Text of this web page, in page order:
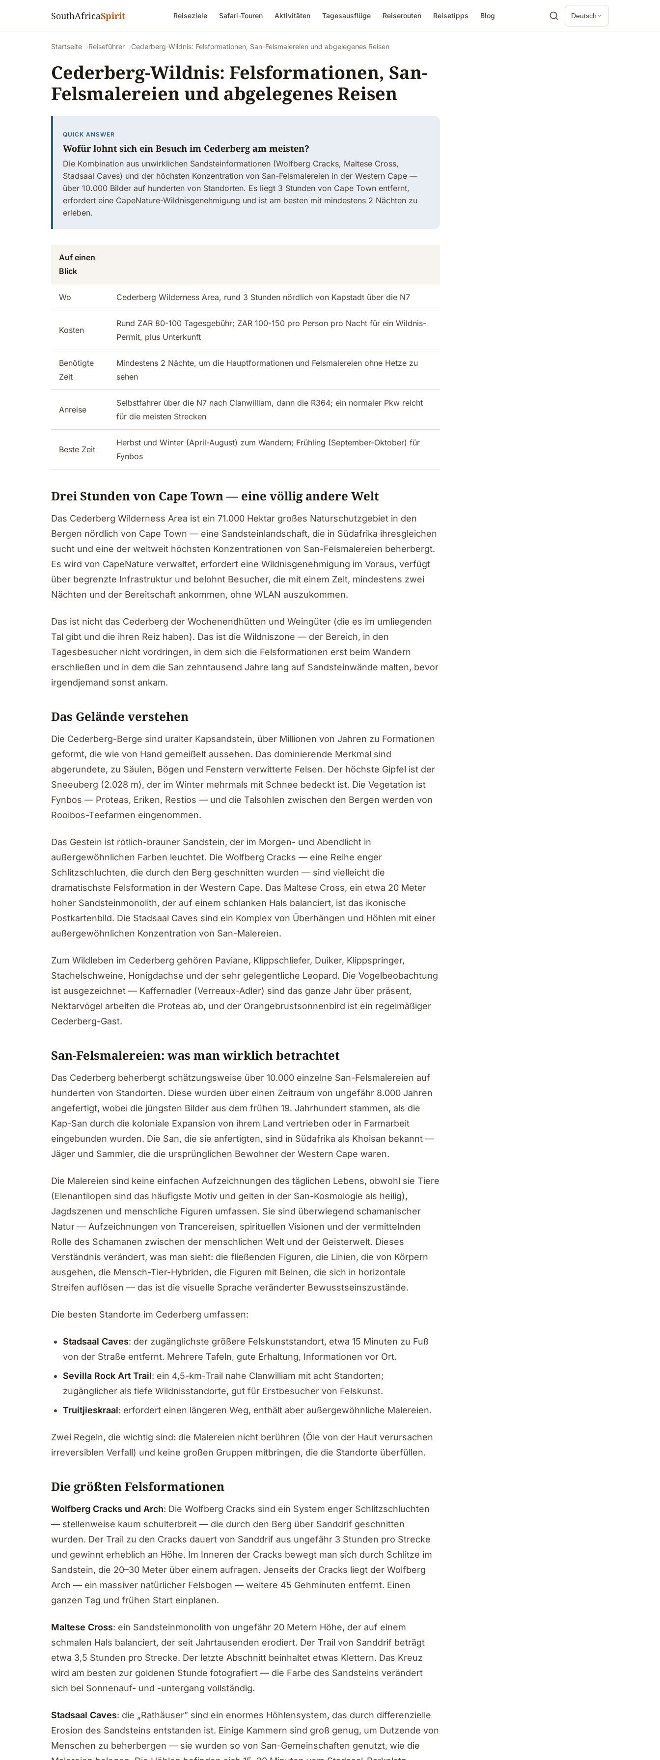
SouthAfricaSpirit Reiseziele Safari-Touren Aktivitäten Tagesausflüge Reiserouten Reisetipps Blog Deutsch
Startseite Reiseführer Cederberg-Wildnis: Felsformationen, San-Felsmalereien und abgelegenes Reisen
Cederberg-Wildnis: Felsformationen, San-
Felsmalereien und abgelegenes Reisen
QUICK ANSWER
Wofür lohnt sich ein Besuch im Cederberg am meisten?
Die Kombination aus unwirklichen Sandsteinformationen (Wolfberg Cracks, Maltese Cross,
Stadsaal Caves) und der höchsten Konzentration von San-Felsmalereien in der Western Cape —
über 10.000 Bilder auf hunderten von Standorten. Es liegt 3 Stunden von Cape Town entfernt,
erfordert eine CapeNature-Wildnisgenehmigung und ist am besten mit mindestens 2 Nächten zu
erleben.
Auf einen
Blick
Wo Cederberg Wilderness Area, rund 3 Stunden nördlich von Kapstadt über die N7
Kosten
Rund ZAR 80-100 Tagesgebühr; ZAR 100-150 pro Person pro Nacht für ein Wildnis-
Permit, plus Unterkunft
Benötigte
Zeit
Mindestens 2 Nächte, um die Hauptformationen und Felsmalereien ohne Hetze zu
sehen
Anreise
Selbstfahrer über die N7 nach Clanwilliam, dann die R364; ein normaler Pkw reicht
für die meisten Strecken
Beste Zeit
Herbst und Winter (April-August) zum Wandern; Frühling (September-Oktober) für
Fynbos
Drei Stunden von Cape Town — eine völlig andere Welt
Das Cederberg Wilderness Area ist ein 71.000 Hektar großes Naturschutzgebiet in den
Bergen nördlich von Cape Town — eine Sandsteinlandschaft, die in Südafrika ihresgleichen
sucht und eine der weltweit höchsten Konzentrationen von San-Felsmalereien beherbergt.
Es wird von CapeNature verwaltet, erfordert eine Wildnisgenehmigung im Voraus, verfügt
über begrenzte Infrastruktur und belohnt Besucher, die mit einem Zelt, mindestens zwei
Nächten und der Bereitschaft ankommen, ohne WLAN auszukommen.
Das ist nicht das Cederberg der Wochenendhütten und Weingüter (die es im umliegenden
Tal gibt und die ihren Reiz haben). Das ist die Wildniszone — der Bereich, in den
Tagesbesucher nicht vordringen, in dem sich die Felsformationen erst beim Wandern
erschließen und in dem die San zehntausend Jahre lang auf Sandsteinwände malten, bevor
irgendjemand sonst ankam.
Das Gelände verstehen
Die Cederberg-Berge sind uralter Kapsandstein, über Millionen von Jahren zu Formationen
geformt, die wie von Hand gemeißelt aussehen. Das dominierende Merkmal sind
abgerundete, zu Säulen, Bögen und Fenstern verwitterte Felsen. Der höchste Gipfel ist der
Sneeuberg (2.028 m), der im Winter mehrmals mit Schnee bedeckt ist. Die Vegetation ist
Fynbos — Proteas, Eriken, Restios — und die Talsohlen zwischen den Bergen werden von
Rooibos-Teefarmen eingenommen.
Das Gestein ist rötlich-brauner Sandstein, der im Morgen- und Abendlicht in
außergewöhnlichen Farben leuchtet. Die Wolfberg Cracks — eine Reihe enger
Schlitzschluchten, die durch den Berg geschnitten wurden — sind vielleicht die
dramatischste Felsformation in der Western Cape. Das Maltese Cross, ein etwa 20 Meter
hoher Sandsteinmonolith, der auf einem schlanken Hals balanciert, ist das ikonische
Postkartenbild. Die Stadsaal Caves sind ein Komplex von Überhängen und Höhlen mit einer
außergewöhnlichen Konzentration von San-Malereien.
Zum Wildleben im Cederberg gehören Paviane, Klippschliefer, Duiker, Klippspringer,
Stachelschweine, Honigdachse und der sehr gelegentliche Leopard. Die Vogelbeobachtung
ist ausgezeichnet — Kaffernadler (Verreaux-Adler) sind das ganze Jahr über präsent,
Nektarvögel arbeiten die Proteas ab, und der Orangebrustsonnenbird ist ein regelmäßiger
Cederberg-Gast.
San-Felsmalereien: was man wirklich betrachtet
Das Cederberg beherbergt schätzungsweise über 10.000 einzelne San-Felsmalereien auf
hunderten von Standorten. Diese wurden über einen Zeitraum von ungefähr 8.000 Jahren
angefertigt, wobei die jüngsten Bilder aus dem frühen 19. Jahrhundert stammen, als die
Kap-San durch die koloniale Expansion von ihrem Land vertrieben oder in Farmarbeit
eingebunden wurden. Die San, die sie anfertigten, sind in Südafrika als Khoisan bekannt —
Jäger und Sammler, die die ursprünglichen Bewohner der Western Cape waren.
Die Malereien sind keine einfachen Aufzeichnungen des täglichen Lebens, obwohl sie Tiere
(Elenantilopen sind das häufigste Motiv und gelten in der San-Kosmologie als heilig),
Jagdszenen und menschliche Figuren umfassen. Sie sind überwiegend schamanischer
Natur — Aufzeichnungen von Trancereisen, spirituellen Visionen und der vermittelnden
Rolle des Schamanen zwischen der menschlichen Welt und der Geisterwelt. Dieses
Verständnis verändert, was man sieht: die fließenden Figuren, die Linien, die von Körpern
ausgehen, die Mensch-Tier-Hybriden, die Figuren mit Beinen, die sich in horizontale
Streifen auflösen — das ist die visuelle Sprache veränderter Bewusstseinszustände.
Die besten Standorte im Cederberg umfassen:
Stadsaal Caves: der zugänglichste größere Felskunststandort, etwa 15 Minuten zu Fuß
von der Straße entfernt. Mehrere Tafeln, gute Erhaltung, Informationen vor Ort.
Sevilla Rock Art Trail: ein 4,5-km-Trail nahe Clanwilliam mit acht Standorten;
zugänglicher als tiefe Wildnisstandorte, gut für Erstbesucher von Felskunst.
Truitjieskraal: erfordert einen längeren Weg, enthält aber außergewöhnliche Malereien.
Zwei Regeln, die wichtig sind: die Malereien nicht berühren (Öle von der Haut verursachen
irreversiblen Verfall) und keine großen Gruppen mitbringen, die die Standorte überfüllen.
Die größten Felsformationen
Wolfberg Cracks und Arch: Die Wolfberg Cracks sind ein System enger Schlitzschluchten
— stellenweise kaum schulterbreit — die durch den Berg über Sanddrif geschnitten
wurden. Der Trail zu den Cracks dauert von Sanddrif aus ungefähr 3 Stunden pro Strecke
und gewinnt erheblich an Höhe. Im Inneren der Cracks bewegt man sich durch Schlitze im
Sandstein, die 20–30 Meter über einem aufragen. Jenseits der Cracks liegt der Wolfberg
Arch — ein massiver natürlicher Felsbogen — weitere 45 Gehminuten entfernt. Einen
ganzen Tag und frühen Start einplanen.
Maltese Cross: ein Sandsteinmonolith von ungefähr 20 Metern Höhe, der auf einem
schmalen Hals balanciert, der seit Jahrtausenden erodiert. Der Trail von Sanddrif beträgt
etwa 3,5 Stunden pro Strecke. Der letzte Abschnitt beinhaltet etwas Klettern. Das Kreuz
wird am besten zur goldenen Stunde fotografiert — die Farbe des Sandsteins verändert
sich bei Sonnenauf- und -untergang vollständig.
Stadsaal Caves: die „Rathäuser” sind ein enormes Höhlensystem, das durch differenzielle
Erosion des Sandsteins entstanden ist. Einige Kammern sind groß genug, um Dutzende von
Menschen zu beherbergen — sie wurden so von San-Gemeinschaften genutzt, wie die